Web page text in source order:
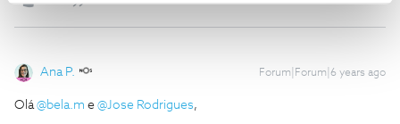
Ana P. Forum|Forum|6 years ago
Olá@bela.m e @Jose Rodrigues,